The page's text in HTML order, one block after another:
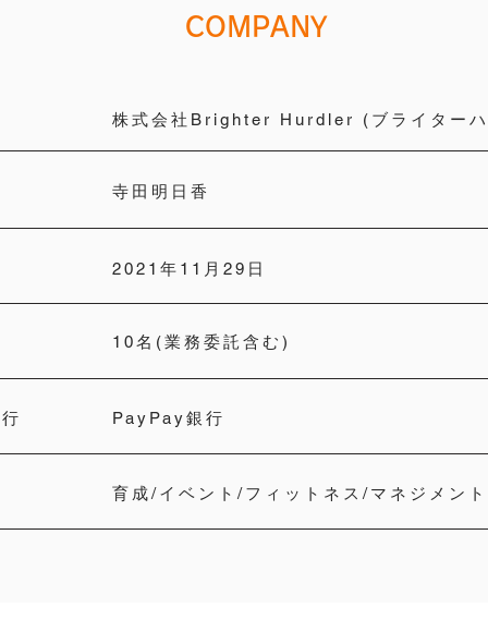
​COMPANY
株式会社Brighter Hurdler (ブライター
寺田明日香
2021年11月29日
10名(業務委託含む)
PayPay銀行
育成/イベント/フィットネス/マネジメン